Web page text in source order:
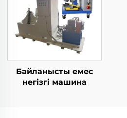
Байланысты емес
негізгі машина